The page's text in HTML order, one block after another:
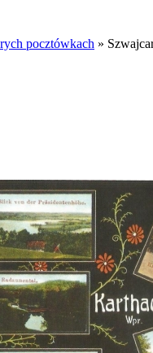
pocztówkach »